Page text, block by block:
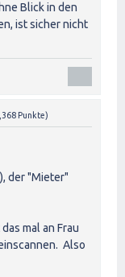
Blick in den
ist sicher nicht
Punkte)
der "Mieter"
mal an Frau
Also